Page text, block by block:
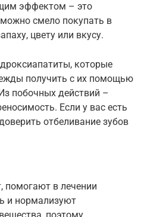
эффектом – это
смело покупать в
цвету или вкусу.
которые
получить с их помощью
побочных действий –
Если у вас есть
отбеливание зубов
помогают в лечении
и нормализуют
поэтому